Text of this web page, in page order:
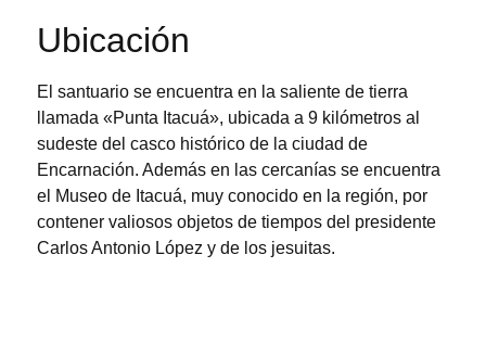
Ubicación
El santuario se encuentra en la saliente de tierra
llamada «Punta Itacuá», ubicada a 9 kilómetros al
sudeste del casco histórico de la ciudad de
Encarnación. Además en las cercanías se encuentra
el Museo de Itacuá, muy conocido en la región, por
contener valiosos objetos de tiempos del presidente
Carlos Antonio López y de los jesuitas.